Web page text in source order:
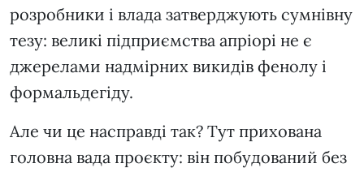
розробники і влада затверджують сумнівну
тезу: великі підприємства апріорі не є
джерелами надмірних викидів фенолу і
формальдегіду.
Але чи це насправді так? Тут прихована
головна вада проєкту: він побудований без